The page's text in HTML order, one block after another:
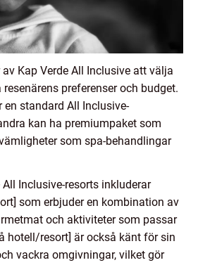
Kap Verde All Inclusive att välja
preferenser och budget.
en standard All Inclusive-
kan ha premiumpaket som
som spa-behandlingar
Inclusive-resorts inkluderar
som erbjuder en kombination av
och aktiviteter som passar
hotell/resort] är också känt för sin
vackra omgivningar, vilket gör